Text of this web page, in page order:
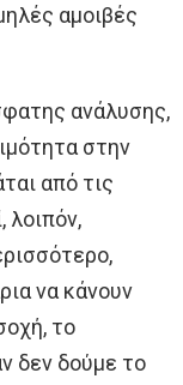
αμοιβές
ανάλυσης,
στην
από τις
λοιπόν,
να κάνουν
το
δεν δούμε το